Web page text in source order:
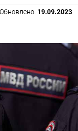
Обновлено: 19.09.2023